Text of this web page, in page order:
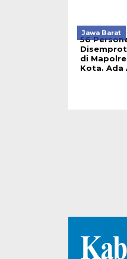
Jawa Barat
56
di
Kota. Ada